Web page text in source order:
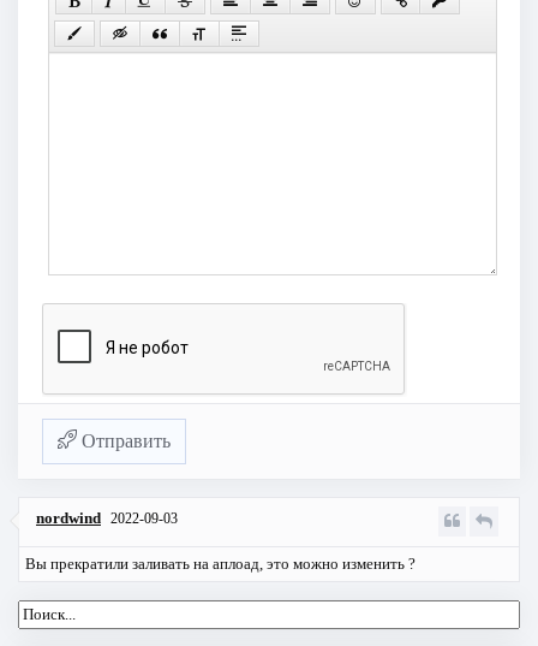
Отправить
nordwind 2022-09-03
Вы прекратили заливать на аплоад, это можно изменить ?